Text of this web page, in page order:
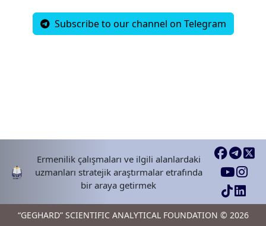
Subscribe to our channel on Telegram
Ermenilik çalışmaları ve ilgili alanlardaki
uzmanları stratejik araştırmalar etrafında
bir araya getirmek
“GEGHARD” SCIENTIFIC ANALYTICAL FOUNDATION © 2026